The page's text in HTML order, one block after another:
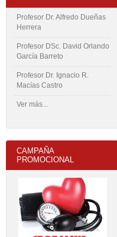
Profesor Dr. Alfredo Dueñas
Herrera
Profesor DSc. David Orlando
García Barreto
Profesor Dr. Ignacio R.
Macías Castro
Ver más...
CAMPAÑA
PROMOCIONAL